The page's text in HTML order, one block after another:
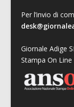
Per l’invio di
Giornale Adige
Stampa On Line